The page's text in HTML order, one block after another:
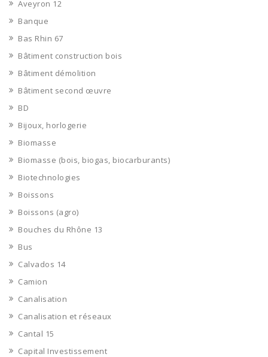
Aveyron 12
Banque
Bas Rhin 67
Bâtiment construction bois
Bâtiment démolition
Bâtiment second œuvre
BD
Bijoux, horlogerie
Biomasse
Biomasse (bois, biogas, biocarburants)
Biotechnologies
Boissons
Boissons (agro)
Bouches du Rhône 13
Bus
Calvados 14
Camion
Canalisation
Canalisation et réseaux
Cantal 15
Capital Investissement